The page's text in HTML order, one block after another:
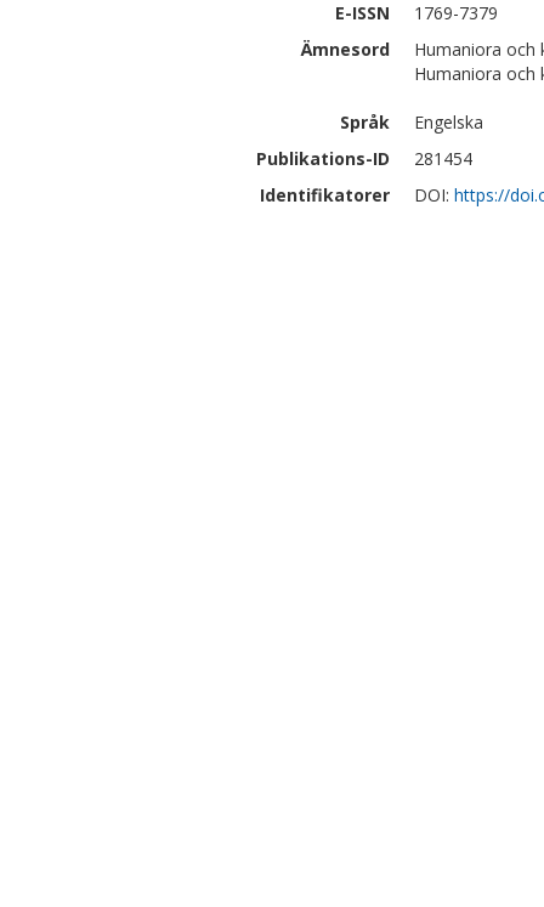
E-ISSN
1769-7379
Ämnesord
Humaniora
Humaniora
Språk
Engelska
Publikations-ID
281454
Identifikatorer
DOI: https://